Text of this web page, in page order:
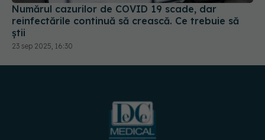
URMĂREȘTE-NE PE:
DESCARCĂ APLICAȚIA